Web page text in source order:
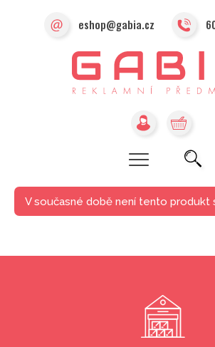
eshop@gabia.cz
V současné době není tento produkt